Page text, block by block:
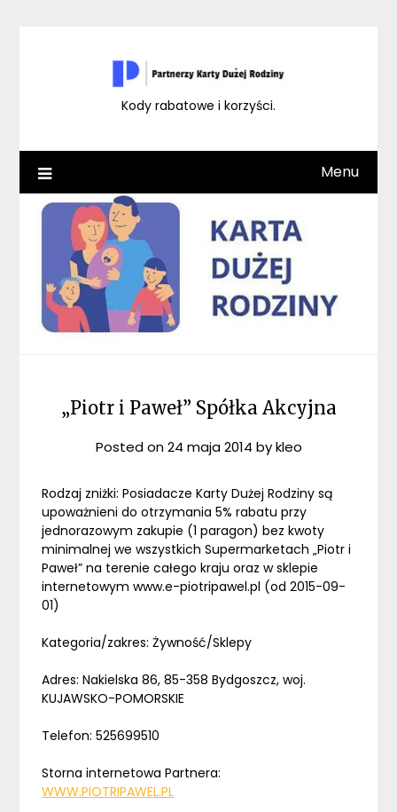
Kody rabatowe i korzyści.
Menu
„Piotr i Paweł” Spółka Akcyjna
Posted on24 maja 2014 bykleo
Rodzaj zniżki: Posiadacze Karty Dużej Rodziny są
upoważnieni do otrzymania 5% rabatu przy
jednorazowym zakupie (1 paragon) bez kwoty
minimalnej we wszystkich Supermarketach „Piotr i
Paweł” na terenie całego kraju oraz w sklepie
internetowym www.e-piotripawel.pl (od 2015-09-
01)
Kategoria/zakres: Żywność/Sklepy
Adres: Nakielska 86, 85-358 Bydgoszcz, woj.
KUJAWSKO-POMORSKIE
Telefon: 525699510
Storna internetowa Partnera:
WWW.PIOTRIPAWEL.PL